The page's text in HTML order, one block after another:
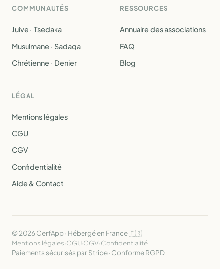
COMMUNAUTÉS
Juive · Tsedaka
Musulmane · Sadaqa
Chrétienne · Denier
RESSOURCES
Annuaire des associations
FAQ
Blog
LÉGAL
Mentions légales
CGU
CGV
Confidentialité
Aide & Contact
© 2026 CerfApp · Hébergé en France 🇫🇷
Mentions légales·CGU·CGV·Confidentialité
Paiements sécurisés par Stripe · Conforme RGPD